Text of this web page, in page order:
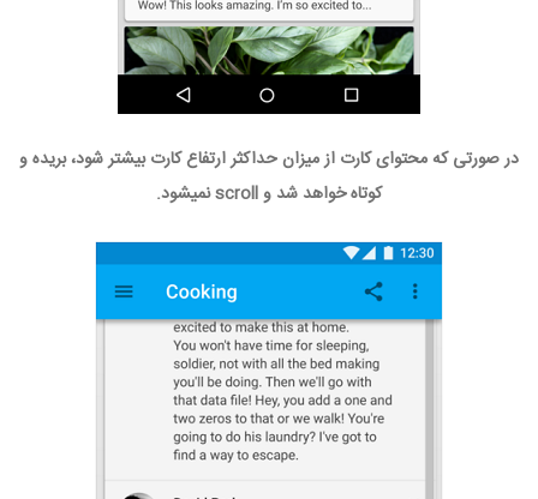
در صورتی که محتوای کارت از میزان حداکثر ارتفاع کارت بیشتر شود، بریده و
کوتاه خواهد شد و scroll نمیشود.